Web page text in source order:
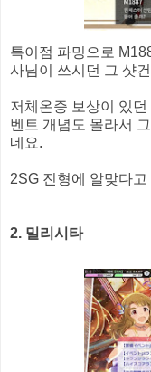
특이점 파밍으로
사님이 쓰시던 그 샷
저체온증 보상이 있던
벤트 개념도 몰라서
네요.
2SG 진형에 알맞다
2. 밀리시타